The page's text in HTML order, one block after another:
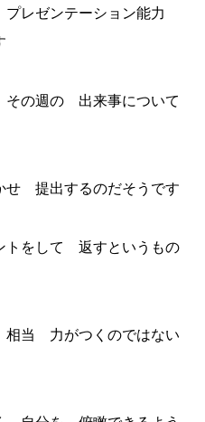
レゼンテーション能力
の週の 出来事について
提出するのだそうです
をして 返すというもの
当 力がつくのではない